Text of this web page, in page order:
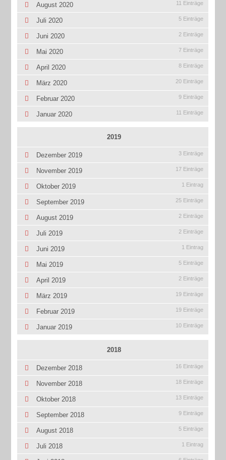
August 2020 11 Einträge
Juli 2020 5 Einträge
Juni 2020 2 Einträge
Mai 2020 7 Einträge
April 2020 8 Einträge
März 2020 20 Einträge
Februar 2020 9 Einträge
Januar 2020 11 Einträge
2019
Dezember 2019 3 Einträge
November 2019 17 Einträge
Oktober 2019 1 Eintrag
September 2019 25 Einträge
August 2019 2 Einträge
Juli 2019 2 Einträge
Juni 2019 1 Eintrag
Mai 2019 5 Einträge
April 2019 2 Einträge
März 2019 19 Einträge
Februar 2019 19 Einträge
Januar 2019 10 Einträge
2018
Dezember 2018 16 Einträge
November 2018 18 Einträge
Oktober 2018 13 Einträge
September 2018 9 Einträge
August 2018 5 Einträge
Juli 2018 1 Eintrag